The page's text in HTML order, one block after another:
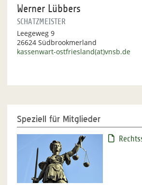
Werner Lübbers
SCHATZMEISTER
Leegeweg 9
26624 Südbrookmerland
kassenwart-ostfriesland(at)vnsb.de
Speziell für Mitglieder